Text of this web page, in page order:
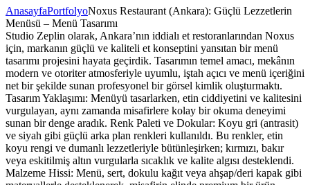
AnasayfaPortfolyoNoxus Restaurant (Ankara): Güçlü Lezzetlerin
Menüsü – Menü Tasarımı
Studio Zeplin olarak, Ankara’nın iddialı et restoranlarından Noxus
için, markanın güçlü ve kaliteli et konseptini yansıtan bir menü
tasarımı projesini hayata geçirdik. Tasarımın temel amacı, mekânın
modern ve otoriter atmosferiyle uyumlu, iştah açıcı ve menü içeriğini
net bir şekilde sunan profesyonel bir görsel kimlik oluşturmaktı.
Tasarım Yaklaşımı: Menüyü tasarlarken, etin ciddiyetini ve kalitesini
vurgulayan, aynı zamanda misafirlere kolay bir okuma deneyimi
sunan bir denge aradık. Renk Paleti ve Dokular: Koyu gri (antrasit)
ve siyah gibi güçlü arka plan renkleri kullanıldı. Bu renkler, etin
koyu rengi ve dumanlı lezzetleriyle bütünleşirken; kırmızı, bakır
veya eskitilmiş altın vurgularla sıcaklık ve kalite algısı desteklendi.
Malzeme Hissi: Menü, sert, dokulu kağıt veya ahşap/deri kapak gibi